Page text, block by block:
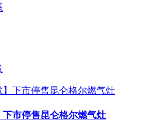
下市停售昆仑格尔燃气灶